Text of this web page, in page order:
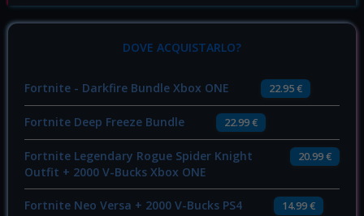
DOVE ACQUISTARLO?
Fortnite - Darkfire Bundle Xbox ONE 22.95 €
Fortnite Deep Freeze Bundle 22.99 €
Fortnite Legendary Rogue Spider Knight
Outfit + 2000 V-Bucks Xbox ONE
20.99 €
Fortnite Neo Versa + 2000 V-Bucks PS4 14.99 €